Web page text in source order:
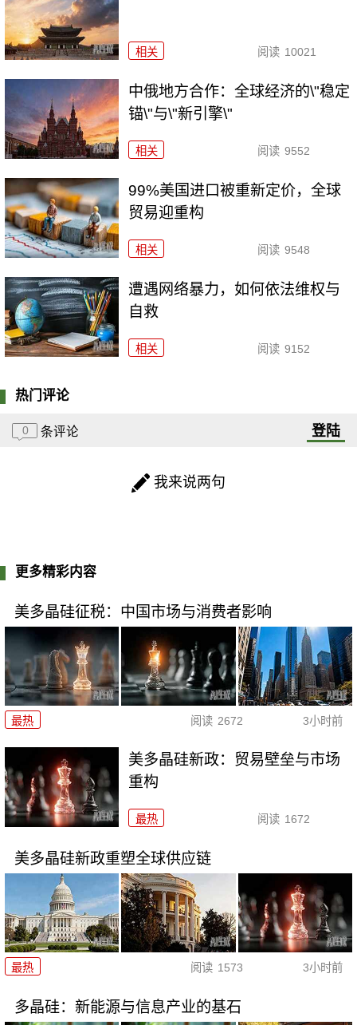
相关 阅读 10021
中俄地方合作：全球经济的\"稳定
锚\"与\"新引擎\"
相关 阅读 9552
99%美国进口被重新定价，全球
贸易迎重构
相关 阅读 9548
遭遇网络暴力，如何依法维权与
自救
相关 阅读 9152
热门评论
0 条评论 登陆
我来说两句
更多精彩内容
美多晶硅征税：中国市场与消费者影响
最热 阅读 2672 3小时前
美多晶硅新政：贸易壁垒与市场
重构
最热 阅读 1672
美多晶硅新政重塑全球供应链
最热 阅读 1573 3小时前
多晶硅：新能源与信息产业的基石